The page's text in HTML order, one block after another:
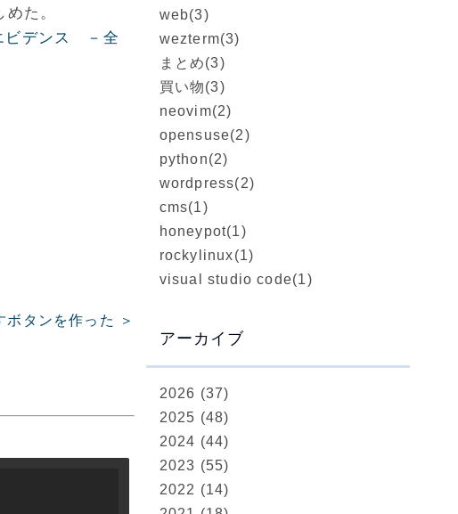
た。
ビデンス －全
ボタンを作った ＞
web(3)
wezterm(3)
まとめ(3)
買い物(3)
neovim(2)
opensuse(2)
python(2)
wordpress(2)
cms(1)
honeypot(1)
rockylinux(1)
visual studio code(1)
アーカイブ
2026 (37)
2025 (48)
2024 (44)
2023 (55)
2022 (14)